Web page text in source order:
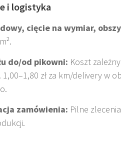
i logistyka
cięcie na wymiar,
do/od pikowni: Koszt
zł za km/delivery w
zamówienia: Pilne